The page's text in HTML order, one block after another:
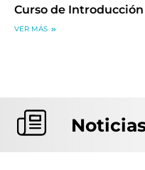
Curso de
VER MÁS